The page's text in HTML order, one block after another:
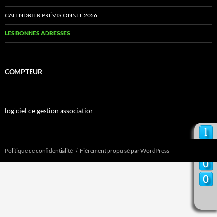
CALENDRIER PRÉVISIONNEL 2026
LES BONNES ADRESSES
COMPTEUR
logiciel de gestion association
Politique de confidentialité Fièrement propulsé par WordPress